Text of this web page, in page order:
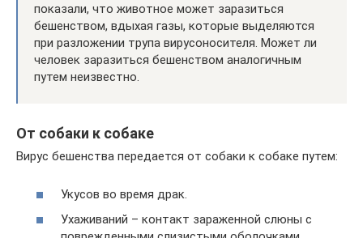
показали, что животное может заразиться
бешенством, вдыхая газы, которые выделяются
при разложении трупа вирусоносителя. Может ли
человек заразиться бешенством аналогичным
путем неизвестно.
От собаки к собаке
Вирус бешенства передается от собаки к собаке путем:
Укусов во время драк.
Ухаживаний – контакт зараженной слюны с